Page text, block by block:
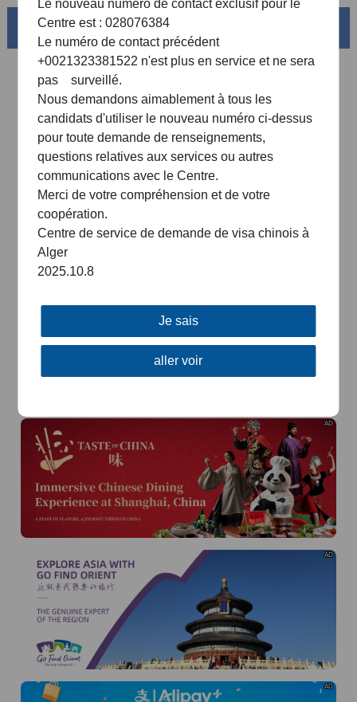
La magnifique Chine
Sud de la Chine
Le bassin du Fleuve Jaune et ses 18,000km de côtes
sinueuses
AD
AD
AD
Le nouveau numéro de contact exclusif pour le
Centre est : 028076384
Le numéro de contact précédent
+0021323381522 n'est plus en service et ne sera
pas surveillé.
Nous demandons aimablement à tous les
candidats d'utiliser le nouveau numéro ci-dessus
pour toute demande de renseignements,
questions relatives aux services ou autres
communications avec le Centre.
Merci de votre compréhension et de votre
coopération.
Centre de service de demande de visa chinois à
Alger
2025.10.8
Je sais
aller voir